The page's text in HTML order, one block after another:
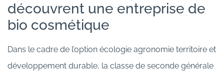
découvrent une entreprise de
bio cosmétique
Dans le cadre de l’option écologie agronomie territoire et
développement durable, la classe de seconde générale